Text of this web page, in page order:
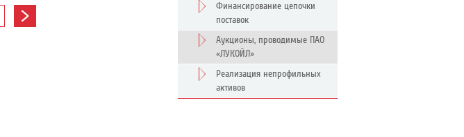
Финансирование цепочки
поставок
Аукционы, проводимые ПАО
«ЛУКОЙЛ»
Реализация непрофильных
активов